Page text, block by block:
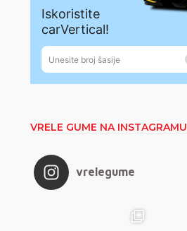
VRELE GUME NA INSTAGRAMU
vrelegume